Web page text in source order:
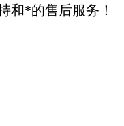
和*的售后服务！